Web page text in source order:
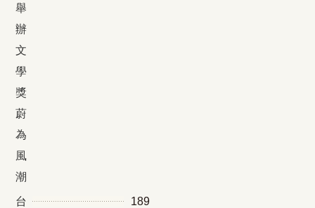
舉
辦
文
學
獎
蔚
為
風
潮
台
189